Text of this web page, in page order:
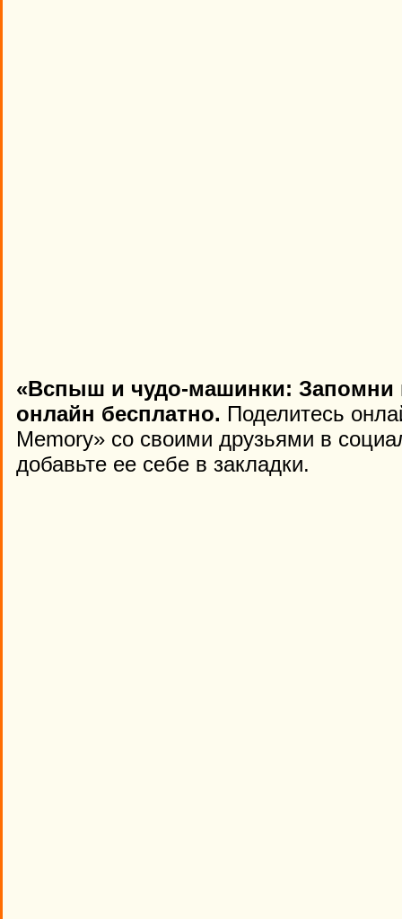
«Вспыш и чудо-машинки: Запомни
онлайн бесплатно. Поделитесь
Memory» со своими друзьями в
добавьте ее себе в закладки.